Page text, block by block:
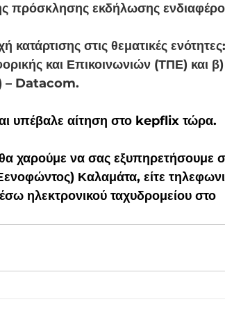
πρόσκλησης εκδήλωσης
στις θεματικές
και Επικοινωνιών (ΤΠΕ) και
– Datacom.
υπέβαλε αίτηση στο kepflix τώρα.
χαρούμε να σας εξυπηρετήσουμε
Καλαμάτα, είτε
ηλεκτρονικού ταχυδρομείου στο